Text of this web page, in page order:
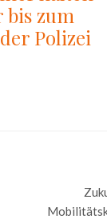
bis zum
Polizei